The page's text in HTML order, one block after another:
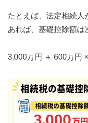
たとえば、法定相続
あれば、基礎控除額は
3,000万円 ＋ 600万円